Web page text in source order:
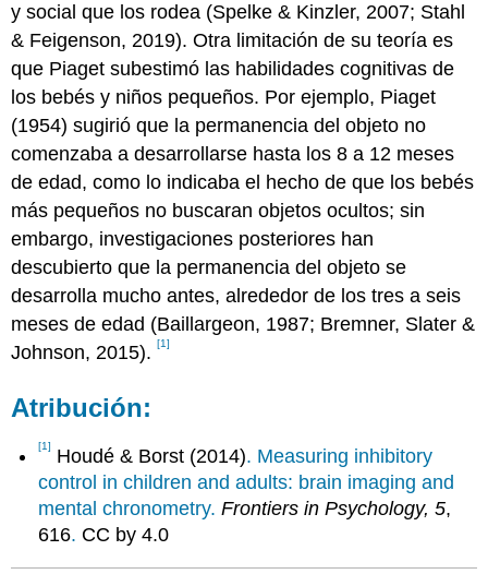
y social que los rodea (Spelke & Kinzler, 2007; Stahl
& Feigenson, 2019). Otra limitación de su teoría es
que Piaget subestimó las habilidades cognitivas de
los bebés y niños pequeños. Por ejemplo, Piaget
(1954) sugirió que la permanencia del objeto no
comenzaba a desarrollarse hasta los 8 a 12 meses
de edad, como lo indicaba el hecho de que los bebés
más pequeños no buscaran objetos ocultos; sin
embargo, investigaciones posteriores han
descubierto que la permanencia del objeto se
desarrolla mucho antes, alrededor de los tres a seis
meses de edad (Baillargeon, 1987; Bremner, Slater &
Johnson, 2015).[1]
Atribución:
[1] Houdé & Borst (2014). Measuring inhibitory
control in children and adults: brain imaging and
mental chronometry.Frontiers in Psychology, 5,
616. CC by 4.0